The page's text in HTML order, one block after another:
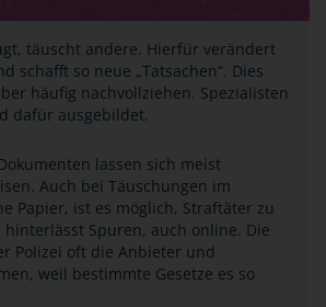
täuscht andere. Hierfür verändert
schafft so neue „Tatsachen“. Dies
häufig nachvollziehen. Spezialisten
dafür ausgebildet.
lassen sich meist
Auch bei Täuschungen im
Papier, ist es möglich, Straftäter zu
Spuren, auch online. Die
Polizei oft die Anbieter und
weil bestimmte Gesetze es so